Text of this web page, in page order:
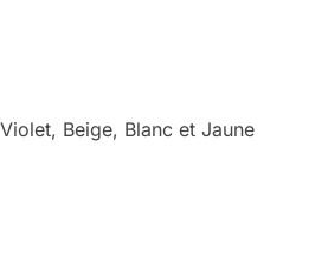
Beige, Blanc et Jaune